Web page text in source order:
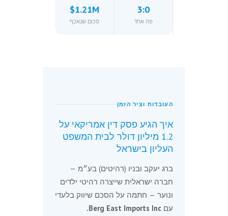
3:0
פה אחד
$1.21M
סכום שנאכף
העובדות וציר הזמן
איך הגיע פסק דין אמריקאי על
1.2 מיליון דולר לבית המשפט
העליון בישראל
ברג יעקב ובניו (רהיטים) בע״מ —
חברה ישראלית שייצרה רהיטי ילדים
ונוער — חתמה על הסכם שיווק בלעדי
עם Berg East Imports Inc.